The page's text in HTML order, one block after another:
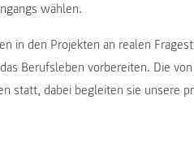
wählen.
in den Projekten an realen
Berufsleben vorbereiten. Die
statt, dabei begleiten sie unsere